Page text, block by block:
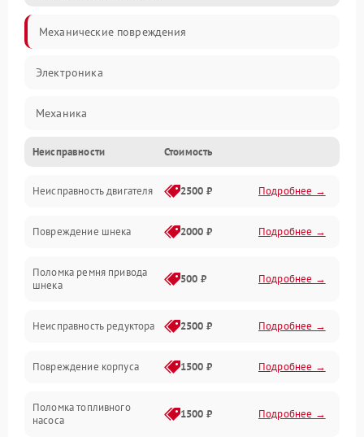
Механические повреждения
Электроника
Механика
Трансмиссия
Электропитание
Двигатель
Неисправности Стоимость
Неисправность двигателя 2500 ₽ Подробнее →
Повреждение шнека 2000 ₽ Подробнее →
Поломка ремня привода
шнека
500 ₽ Подробнее →
Неисправность редуктора 2500 ₽ Подробнее →
Повреждение корпуса 1500 ₽ Подробнее →
Поломка топливного
насоса
1500 ₽ Подробнее →